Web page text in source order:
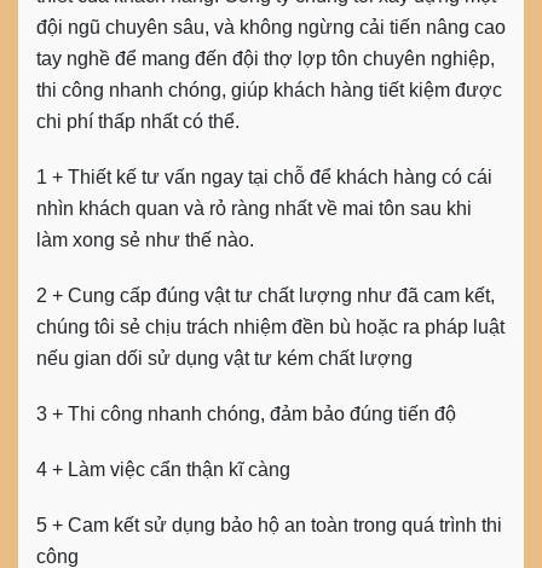
đội ngũ chuyên sâu, và không ngừng cải tiến nâng cao
tay nghề để mang đến đội thợ lợp tôn chuyên nghiệp,
thi công nhanh chóng, giúp khách hàng tiết kiệm được
chi phí thấp nhất có thể.
1 + Thiết kế tư vấn ngay tại chỗ để khách hàng có cái
nhìn khách quan và rỏ ràng nhất về mai tôn sau khi
làm xong sẻ như thế nào.
2 + Cung cấp đúng vật tư chất lượng như đã cam kết,
chúng tôi sẻ chịu trách nhiệm đền bù hoặc ra pháp luật
nếu gian dối sử dụng vật tư kém chất lượng
3 + Thi công nhanh chóng, đảm bảo đúng tiến độ
4 + Làm việc cẩn thận kĩ càng
5 + Cam kết sử dụng bảo hộ an toàn trong quá trình thi
công